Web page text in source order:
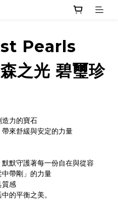
Pearls
之光 碧璽珍
力的寶石
來舒緩與安定的力量
默守護著每一份自在與從容
帶剛」的力量
質感
的平衡之美。